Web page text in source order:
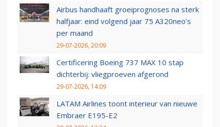
Airbus handhaaft groeiprognoses na sterk
halfjaar: eind volgend jaar 75 A320neo’s
per maand
29-07-2026, 20:09
Certificering Boeing 737 MAX 10 stap
dichterbij: vliegproeven afgerond
29-07-2026, 14:09
LATAM Airlines toont interieur van nieuwe
Embraer E195-E2